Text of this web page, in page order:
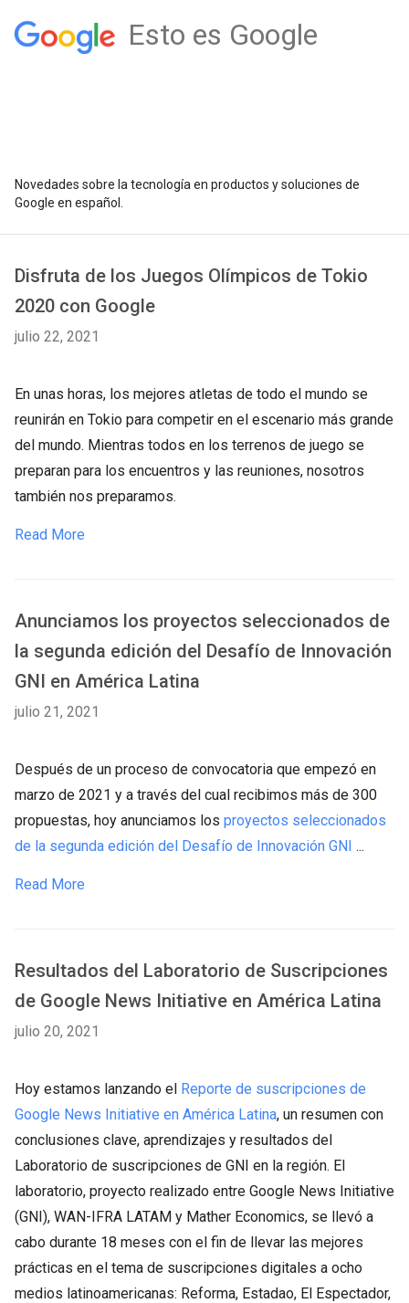
Esto es Google
Novedades sobre la tecnología en productos y soluciones de
Google en español.
Disfruta de los Juegos Olímpicos de Tokio
2020 con Google
julio 22, 2021
En unas horas, los mejores atletas de todo el mundo se
reunirán en Tokio para competir en el escenario más grande
del mundo. Mientras todos en los terrenos de juego se
preparan para los encuentros y las reuniones, nosotros
también nos preparamos.
Read More
Anunciamos los proyectos seleccionados de
la segunda edición del Desafío de Innovación
GNI en América Latina
julio 21, 2021
Después de un proceso de convocatoria que empezó en
marzo de 2021 y a través del cual recibimos más de 300
propuestas, hoy anunciamos los proyectos seleccionados
de la segunda edición del Desafío de Innovación GNI ...
Read More
Resultados del Laboratorio de Suscripciones
de Google News Initiative en América Latina
julio 20, 2021
Hoy estamos lanzando el Reporte de suscripciones de
Google News Initiative en América Latina, un resumen con
conclusiones clave, aprendizajes y resultados del
Laboratorio de suscripciones de GNI en la región. El
laboratorio, proyecto realizado entre Google News Initiative
(GNI), WAN-IFRA LATAM y Mather Economics, se llevó a
cabo durante 18 meses con el fin de llevar las mejores
prácticas en el tema de suscripciones digitales a ocho
medios latinoamericanas: Reforma, Estadao, El Espectador,